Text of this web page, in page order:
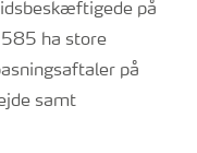
på
585 ha store
på
samt